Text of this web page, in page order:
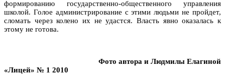
формированию государственно-общественного управления
школой. Голое администрирование с этими людьми не пройдет,
сломать через колено их не удастся. Власть явно оказалась к
этому не готова.
Фото автора и Людмилы Елагиной
«Лицей» № 1 2010